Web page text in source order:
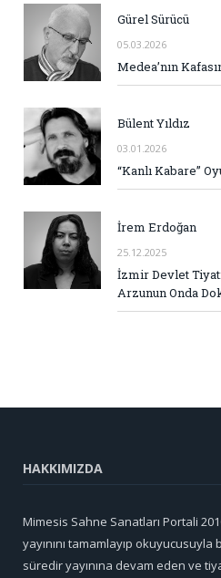
Gürel Sürücü
05.03.2026
Medea’nın
Bülent Yıldız
03.01.2026
“Kanlı Kabare”
İrem Erdoğan
25.12.2025
İzmir Devlet
Arzunun Onda
HAKKIMIZDA
Mimesis Sahne Sanatları Portali
yayınını tamamlayıp okuyucusuyla
süredir yayınına devam eden ve